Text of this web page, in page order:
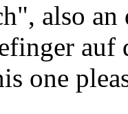
also
auf
one